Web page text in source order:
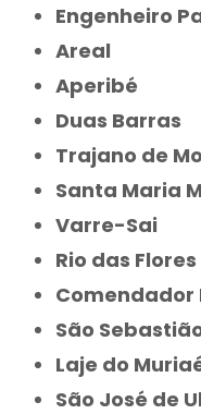
Engenheiro
Areal
Aperibé
Duas Barras
Trajano de
Santa Maria
Varre-Sai
Rio das Flores
São
Laje do
São José de